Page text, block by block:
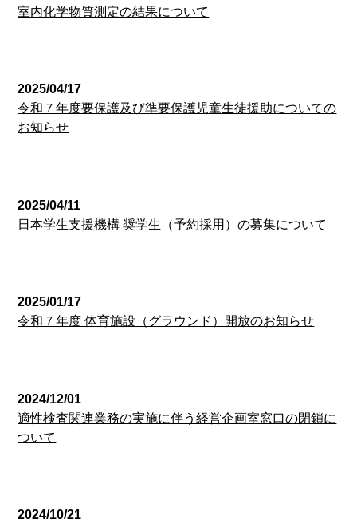
室内化学物質測定の結果について
2025/04/17
令和７年度要保護及び準要保護児童生徒援助についての
お知らせ
2025/04/11
日本学生支援機構 奨学生（予約採用）の募集について
2025/01/17
令和７年度 体育施設（グラウンド）開放のお知らせ
2024/12/01
適性検査関連業務の実施に伴う経営企画室窓口の閉鎖に
ついて
2024/10/21